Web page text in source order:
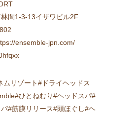
間1-3-13イザワビル2F
ensemble-jpn.com/
ムリゾート#ドライヘッドス
ひとねむり#ヘッドスパ#
パ#筋膜リリース#頭ほぐし#ヘ